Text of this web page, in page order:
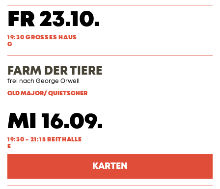
FR 23.10.
19:30 GROSSES HAUS
C
FARM DER TIERE
frei nach George Orwell
OLD MAJOR/ QUIETSCHER
MI 16.09.
19:30 - 21:15 REITHALLE
E
KARTEN